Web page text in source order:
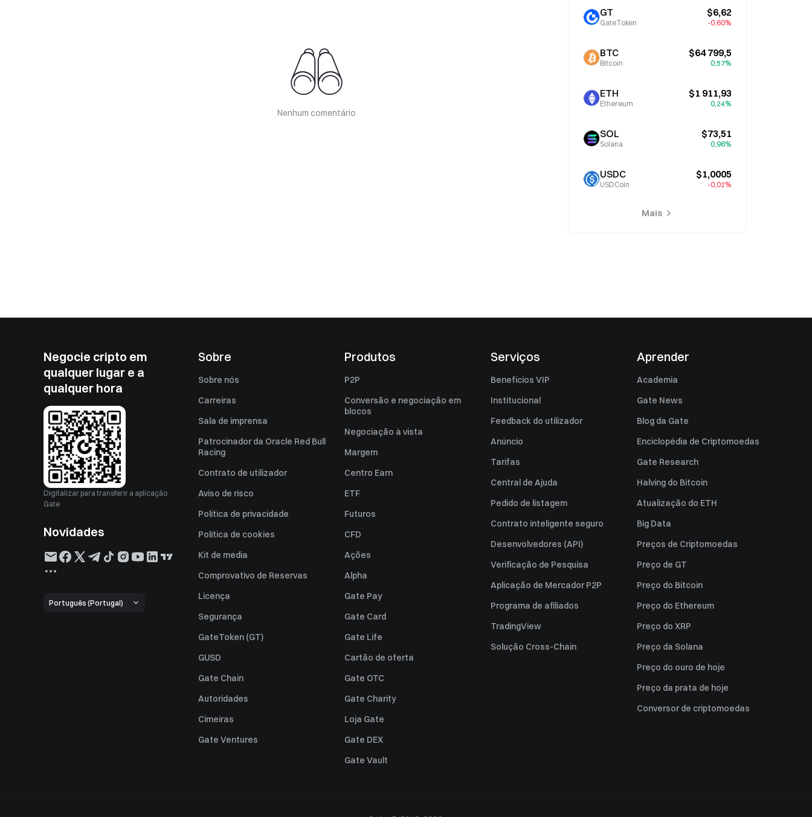
Nenhum comentário
GT
GateToken
$6,62
-0,60%
BTC
Bitcoin
$64 799,5
0,57%
ETH
Ethereum
$1 911,93
0,24%
SOL
Solana
$73,51
0,96%
USDC
USDCoin
$1,0005
-0,02%
Mais
Negocie cripto em
qualquer lugar e a
qualquer hora
Digitalizar para transferir a aplicação
Gate
Novidades
Português (Portugal)
Sobre
Sobre nós
Carreiras
Sala de imprensa
Patrocinador da Oracle Red Bull
Racing
Contrato de utilizador
Aviso de risco
Política de privacidade
Política de cookies
Kit de media
Comprovativo de Reservas
Licença
Segurança
GateToken (GT)
GUSD
Gate Chain
Autoridades
Cimeiras
Gate Ventures
Produtos
P2P
Conversão e negociação em
blocos
Negociação à vista
Margem
Centro Earn
ETF
Futuros
CFD
Ações
Alpha
Gate Pay
Gate Card
Gate Life
Cartão de oferta
Gate OTC
Gate Charity
Loja Gate
Gate DEX
Gate Vault
Serviços
Benefícios VIP
Institucional
Feedback do utilizador
Anúncio
Tarifas
Central de Ajuda
Pedido de listagem
Contrato inteligente seguro
Desenvolvedores (API)
Verificação de Pesquisa
Aplicação de Mercador P2P
Programa de afiliados
TradingView
Solução Cross-Chain
Aprender
Academia
Gate News
Blog da Gate
Enciclopédia de Criptomoedas
Gate Research
Halving do Bitcoin
Atualização do ETH
Big Data
Preços de Criptomoedas
Preço de GT
Preço do Bitcoin
Preço do Ethereum
Preço do XRP
Preço da Solana
Preço do ouro de hoje
Preço da prata de hoje
Conversor de criptomoedas